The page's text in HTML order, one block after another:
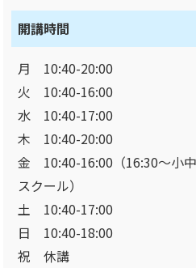
開講時間
月 10:40-20:00
火 10:40-16:00
水 10:40-17:00
木 10:40-20:00
金 10:40-16:00（16:30～小
スクール）
土 10:40-17:00
日 10:40-18:00
祝 休講